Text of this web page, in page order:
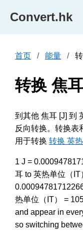
Convert.hk
首页 能量
转换 焦
到其他 焦耳 [J] 到
反向转换。转换表
用于转换 转换 英
1 J =
耳 to 英热单位（
热单位（IT） =
and appear in
so switching